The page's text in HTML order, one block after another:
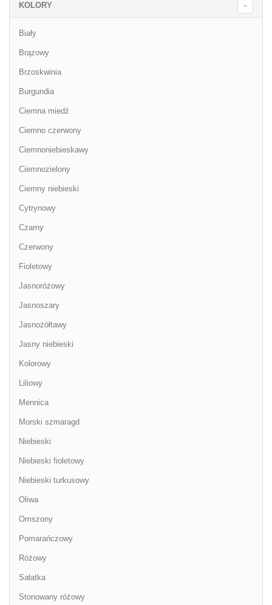
KOLORY
Biały
Brązowy
Brzoskwinia
Burgundia
Ciemna miedź
Ciemno czerwony
Ciemnoniebieskawy
Ciemnozielony
Ciemny niebieski
Cytrynowy
Czarny
Czerwony
Fioletowy
Jasnoróżowy
Jasnoszary
Jasnożółtawy
Jasny niebieski
Kolorowy
Liliowy
Mennica
Morski szmaragd
Niebieski
Niebieski fioletowy
Niebieski turkusowy
Oliwa
Omszony
Pomarańczowy
Różowy
Sałatka
Stonowany różowy